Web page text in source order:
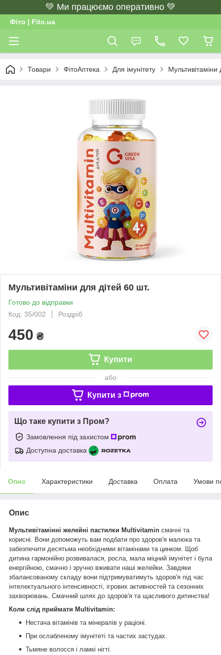
💚 Ми працюємо оперативно 💚
Фіто | Fito.ua
Товари ФітоАптека Для імунітету
Мультивітаміни для дітей 60 шт.
Готово до відправки
Код: 35/002
Роздріб
450 ₴
Купити
або
Купити з
Що таке купити з Пром?
Замовлення під захистом
Доступна доставка
Опис Характеристики Доставка Оплата Умови
Опис
Мультивітамінні желейні пастилки Multivitamin смачні та
корисні. Вони допоможуть вам подбати про здоров'я малюка та
забезпечити десятьма необхідними вітамінами та цинком. Щоб
дитина гармонійно розвивалася, росла, мала міцний імунітет і була
енергійною, смачно і зручно вживати наші желейки. Завдяки
збалансованому складу вони підтримуватимуть здоров'я під час
інтелектуального інтенсивності, ігрових активностей та сезонних
захворювань. Смачний шлях до здоров'я та щасливого дитинства!
Коли слід приймати Multivitamin:
Нестача вітамінів та мінералів у раціоні.
При ослабленому імунітеті та частих застудах.
Тьмяне волосся і ламкі нігті.